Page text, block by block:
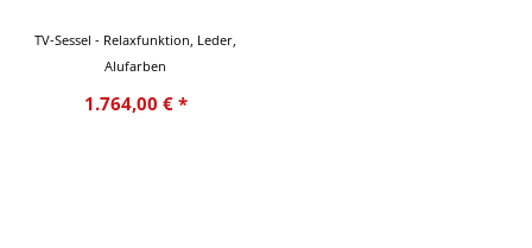
TV-Sessel - Relaxfunktion, Leder,
Alufarben
1.764,00 € *